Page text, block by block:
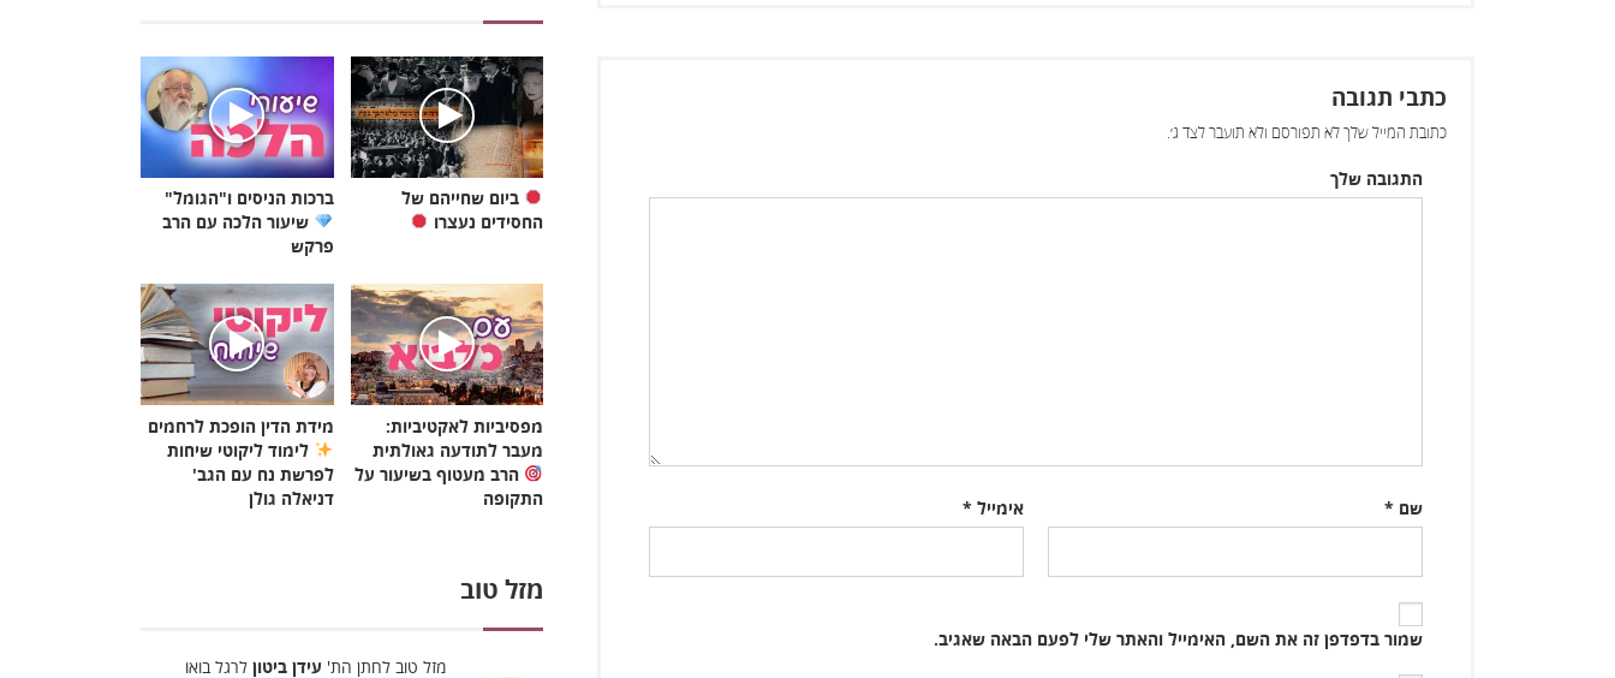
כתבי תגובה
כתובת המייל שלך לא תפורסם ולא תועבר לצד ג׳.
התגובה שלך
שם * אימייל *
שמור בדפדפן זה את השם, האימייל והאתר שלי לפעם הבאה שאגיב.
ביום שחייהם של
החסידים נעצרו
ברכות הניסים ו"הגומל"
שיעור הלכה עם הרב
פרקש
מפסיביות לאקטיביות:
מעבר לתודעה גאולתית
הרב מעטוף בשיעור על
התקופה
מידת הדין הופכת לרחמים
לימוד ליקוטי שיחות
לפרשת נח עם הגב'
דניאלה גולן
מזל טוב
מזל טוב לחתן הת' עידן ביטון לרגל בואו